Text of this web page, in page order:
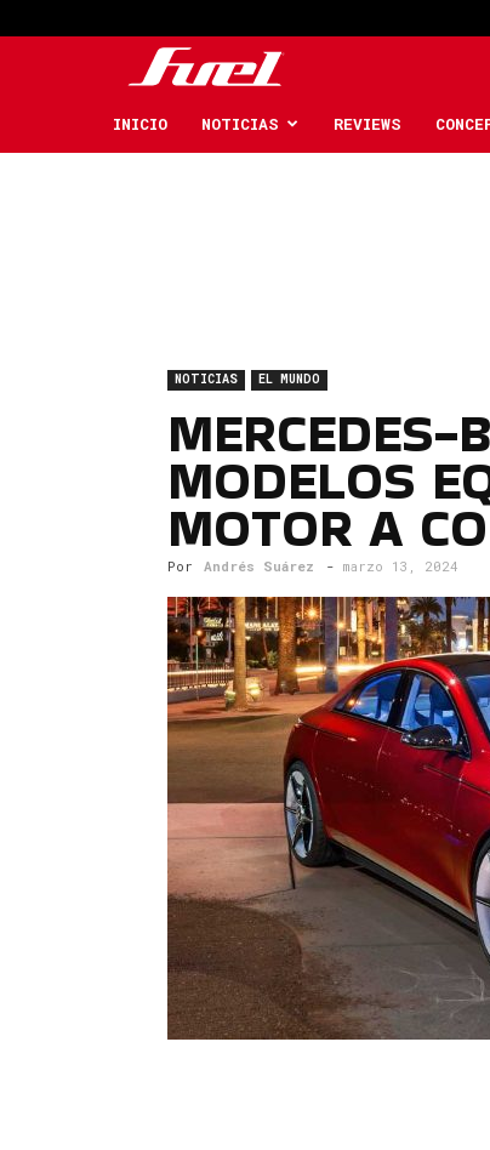
Car
INICIO NOTICIAS REVIEWS
NOTICIAS EL MUNDO
MERCEDES-
MODELOS
MOTOR A
Por Andrés Suárez - marzo 13, 2024